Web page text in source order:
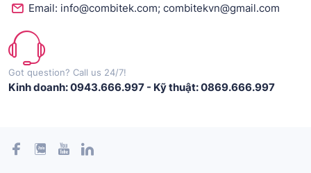
Email: info@combitek.com; combitekvn@gmail.com
Got question? Call us 24/7!
Kinh doanh: 0943.666.997 - Kỹ thuật: 0869.666.997